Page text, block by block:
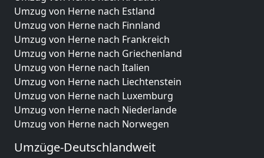
Umzug von Herne nach Estland
Umzug von Herne nach Finnland
Umzug von Herne nach Frankreich
Umzug von Herne nach Griechenland
Umzug von Herne nach Italien
Umzug von Herne nach Liechtenstein
Umzug von Herne nach Luxemburg
Umzug von Herne nach Niederlande
Umzug von Herne nach Norwegen
Umzüge-Deutschlandweit